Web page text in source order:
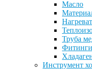
Масло
Труба
Инструмент